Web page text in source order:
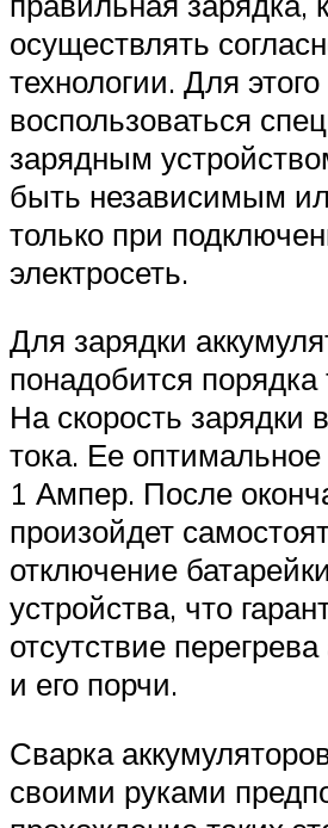
осуществлять
технологии. Для
воспользоваться
зарядным
быть независимым
только при
электросеть.
Для зарядки
понадобится порядка
На скорость зарядки
тока. Ее
1 Ампер. После
произойдет
отключение
устройства, что
отсутствие
и его порчи.
Сварка
своими руками